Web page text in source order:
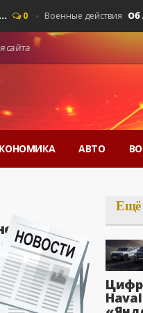
Военные действия Об
сайта
АВТО
Ещё